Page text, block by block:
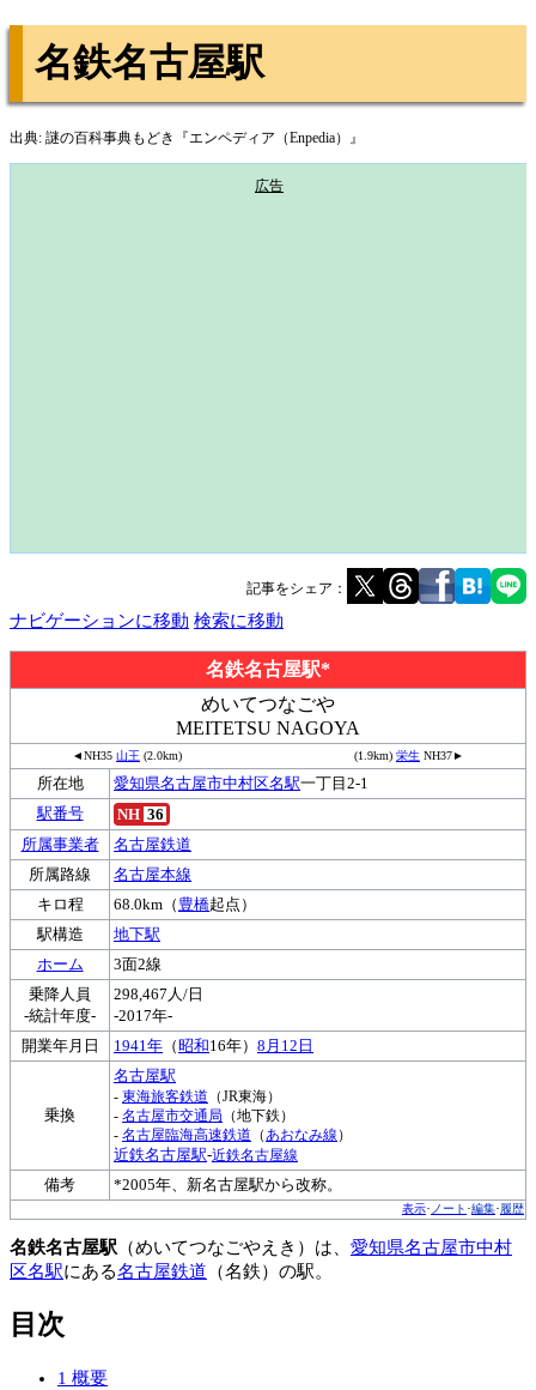
名鉄名古屋駅
出典: 謎の百科事典もどき『エンペディア（Enpedia）』
記事をシェア：
ナビゲーションに移動 検索に移動
名鉄名古屋駅*
めいてつなごや
MEITETSU NAGOYA
◄NH35 山王 (2.0km) (1.9km) 栄生 NH37►
所在地 愛知県名古屋市中村区名駅一丁目2-1
駅番号
NH 36
所属事業者
名古屋鉄道
所属路線
名古屋本線
キロ程
68.0km（ 豊橋起点）
駅構造
地下駅
ホーム
3面2線
乗降人員
-統計年度-
298,467人/日
-2017年-
開業年月日
1941年 （ 昭和16年） 8月12日
乗換
名古屋駅
- 東海旅客鉄道 （JR東海）
- 名古屋市交通局 （地下鉄）
- 名古屋臨海高速鉄道 （あおなみ線 ）
近鉄名古屋駅-近鉄名古屋線
備考 *2005年、新名古屋駅から改称。
表示･ ノート ･編集･ 履歴
名鉄名古屋駅 （めいてつなごやえき）は、 愛知県名古屋市中村
区名駅にある名古屋鉄道 （名鉄）の駅。
目次
1 概要